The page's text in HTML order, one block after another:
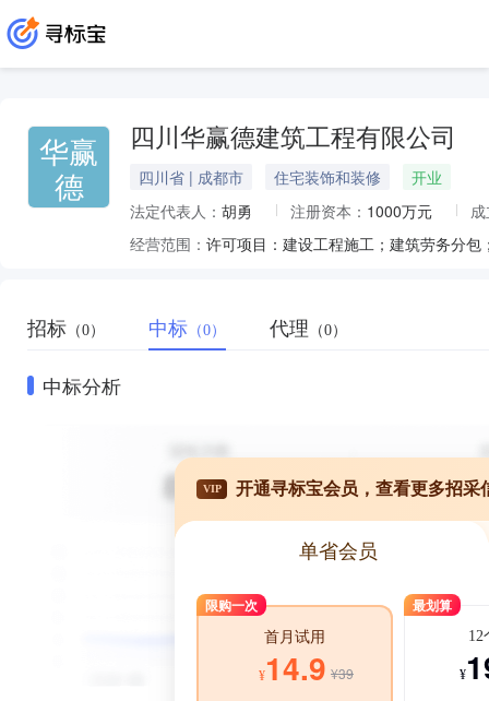
华赢
德
四川华赢德建筑工程有限公司
四川省 | 成都市 住宅装饰和装修
开业
法定代表人： 胡勇 注册资本： 1000万元
经营范围：
招标 （0） 中标 （0） 代理 （0）
中标分析
VIP 开通寻标宝会员，查看更多招采
单省会员
限购一次
首月试用
¥14.9 ¥39
最划算
12
¥